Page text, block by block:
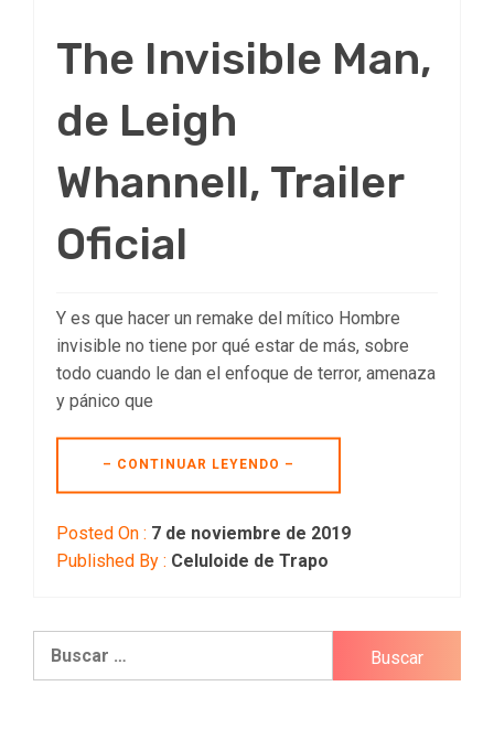
The Invisible Man,
de Leigh
Whannell, Trailer
Oficial
Y es que hacer un remake del mítico Hombre
invisible no tiene por qué estar de más, sobre
todo cuando le dan el enfoque de terror, amenaza
y pánico que
– CONTINUAR LEYENDO –
Posted On : 7 de noviembre de 2019
Published By : Celuloide de Trapo